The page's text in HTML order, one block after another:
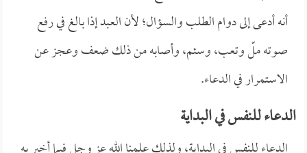
أنه أدعى إلى دوام الطلب والسؤال؛ لأن العبد إذا بالغ في رفع
صوته ملّ وتعب، وسئم، وأصابه من ذلك ضعف وعجز عن
الاستمرار في الدعاء.
الدعاء للنفس في البداية